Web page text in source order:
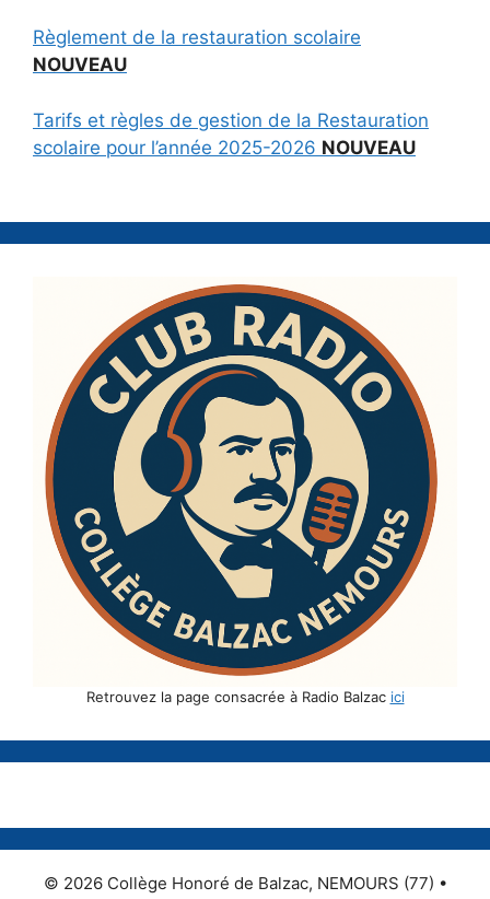
Règlement de la restauration scolaire
NOUVEAU
Tarifs et règles de gestion de la Restauration
scolaire pour l’année 2025-2026 NOUVEAU
Retrouvez la page consacrée à Radio Balzac ici
© 2026 Collège Honoré de Balzac, NEMOURS (77) •